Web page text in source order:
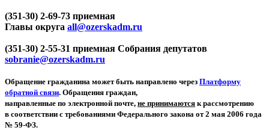
(351-30) 2-69-73 приемная
Главы округа all@ozerskadm.ru
(351-30) 2-55-31 приемная Собрания депутатов
sobranie@ozerskadm.ru
Обращение гражданина может быть направлено через Платформу
обратной связи. Обращения граждан,
направленные по электронной почте, не принимаются к рассмотрению
в соответствии с требованиями Федерального закона от 2 мая 2006 года
№ 59-ФЗ.